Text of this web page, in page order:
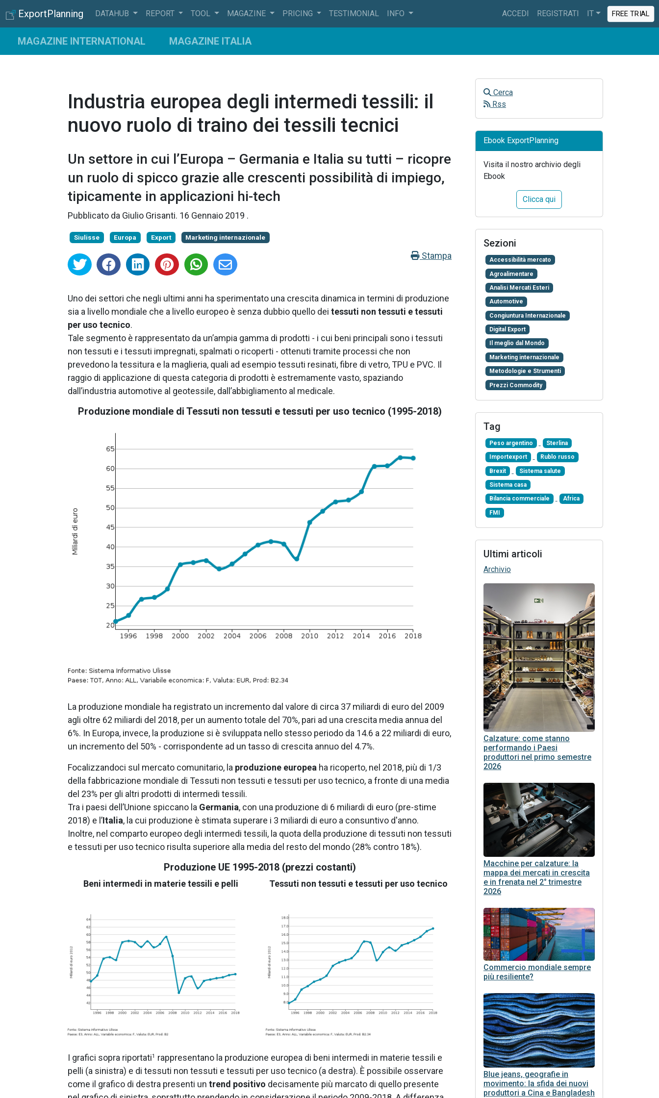
ExportPlanning DATAHUB REPORT TOOL MAGAZINE PRICING TESTIMONIAL INFO ACCEDI REGISTRATI IT FREE TRIAL
MAGAZINE INTERNATIONAL MAGAZINE ITALIA
Industria europea degli intermedi tessili: il
nuovo ruolo di traino dei tessili tecnici
Un settore in cui l’Europa – Germania e Italia su tutti – ricopre
un ruolo di spicco grazie alle crescenti possibilità di impiego,
tipicamente in applicazioni hi-tech
Pubblicato da Giulio Grisanti. 16 Gennaio 2019 .
Siulisse Europa Export Marketing internazionale
Stampa
Uno dei settori che negli ultimi anni ha sperimentato una crescita dinamica in termini di produzione
sia a livello mondiale che a livello europeo è senza dubbio quello dei tessuti non tessuti e tessuti
per uso tecnico.
Tale segmento è rappresentato da un’ampia gamma di prodotti - i cui beni principali sono i tessuti
non tessuti e i tessuti impregnati, spalmati o ricoperti - ottenuti tramite processi che non
prevedono la tessitura e la maglieria, quali ad esempio tessuti resinati, fibre di vetro, TPU e PVC. Il
raggio di applicazione di questa categoria di prodotti è estremamente vasto, spaziando
dall’industria automotive al geotessile, dall’abbigliamento al medicale.
Produzione mondiale di Tessuti non tessuti e tessuti per uso tecnico (1995-2018)
La produzione mondiale ha registrato un incremento dal valore di circa 37 miliardi di euro del 2009
agli oltre 62 miliardi del 2018, per un aumento totale del 70%, pari ad una crescita media annua del
6%. In Europa, invece, la produzione si è sviluppata nello stesso periodo da 14.6 a 22 miliardi di euro,
un incremento del 50% - corrispondente ad un tasso di crescita annuo del 4.7%.
Focalizzandoci sul mercato comunitario, la produzione europea ha ricoperto, nel 2018, più di 1/3
della fabbricazione mondiale di Tessuti non tessuti e tessuti per uso tecnico, a fronte di una media
del 23% per gli altri prodotti di intermedi tessili.
Tra i paesi dell’Unione spiccano la Germania, con una produzione di 6 miliardi di euro (pre-stime
2018) e l’Italia, la cui produzione è stimata superare i 3 miliardi di euro a consuntivo d'anno.
Inoltre, nel comparto europeo degli intermedi tessili, la quota della produzione di tessuti non tessuti
e tessuti per uso tecnico risulta superiore alla media del resto del mondo (28% contro 18%).
Produzione UE 1995-2018 (prezzi costanti)
Beni intermedi in materie tessili e pelli Tessuti non tessuti e tessuti per uso tecnico
I grafici sopra riportati1 rappresentano la produzione europea di beni intermedi in materie tessili e
pelli (a sinistra) e di tessuti non tessuti e tessuti per uso tecnico (a destra). È possibile osservare
come il grafico di destra presenti un trend positivo decisamente più marcato di quello presente
Cerca
Rss
Ebook ExportPlanning
Visita il nostro archivio degli
Ebook
Clicca qui
Sezioni
Accessibilità mercato
Agroalimentare
Analisi Mercati Esteri
Automotive
Congiuntura Internazionale
Digital Export
Il meglio dal Mondo
Marketing internazionale
Metodologie e Strumenti
Prezzi Commodity
Tag
Peso argentino Sterlina
Importexport Rublo russo
Brexit Sistema salute
Sistema casa
Bilancia commerciale Africa
FMI
Ultimi articoli
Archivio
Calzature: come stanno
performando i Paesi
produttori nel primo semestre
2026
Macchine per calzature: la
mappa dei mercati in crescita
e in frenata nel 2° trimestre
2026
Commercio mondiale sempre
più resiliente?
Blue jeans, geografie in
movimento: la sfida dei nuovi
produttori a Cina e Bangladesh